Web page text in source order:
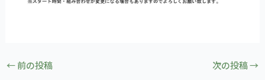
←前の投稿 次の投稿→